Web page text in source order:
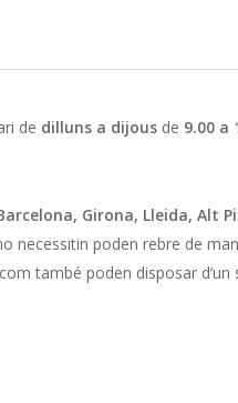
de dilluns a dijous de 9.00 a
Girona, Lleida, Alt
necessitin poden rebre de
també poden disposar d’un